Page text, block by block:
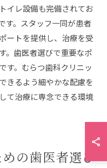
イレ設備も完備されてお
す。スタッフ一同が患者
ートを提供し、治療を受
。歯医者選びで重要なポ
す。むらつ歯科クリニッ
きるよう細やかな配慮を
て治療に専念できる環境
の歯医者選び